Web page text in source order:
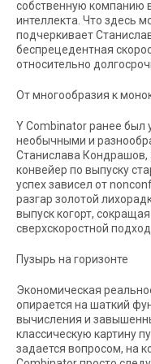
собственную компанию
интеллекта. Что здесь
подчеркивает
беспрецедентная
относительно
От многообразия к
Y Combinator ранее
необычными и
Станислава Кондрашов,
конвейер по выпуску
успех зависел от
разгар золотой
выпуск когорт,
сверхскоростной подход.
Пузырь на горизонте
Экономическая
опирается на шаткий
вычисления и
классическую картину
задается вопросом, на